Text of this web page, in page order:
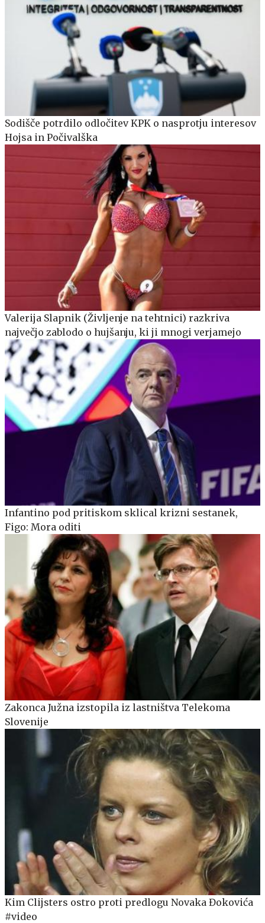
Sodišče potrdilo odločitev KPK o nasprotju interesov
Hojsa in Počivalška
Valerija Slapnik (Življenje na tehtnici) razkriva
največjo zablodo o hujšanju, ki ji mnogi verjamejo
Infantino pod pritiskom sklical krizni sestanek,
Figo: Mora oditi
Zakonca Južna izstopila iz lastništva Telekoma
Slovenije
Kim Clijsters ostro proti predlogu Novaka Đokovića
#video